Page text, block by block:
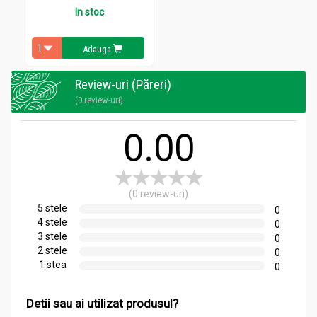
În timpul sarcinii produsul poate fi utilizat numai cu acordul
medicului.
In stoc
Adauga
Review-uri (Păreri)
(0 review-uri)
0.00
(0 review-uri)
5 stele
0
4 stele
0
3 stele
0
2 stele
0
1 stea
0
Detii sau ai utilizat produsul?